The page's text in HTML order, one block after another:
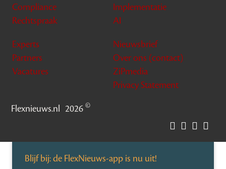
Compliance
Rechtspraak
Implementatie
AI
Experts
Partners
Vacatures
Nieuwsbrief
Over ons (contact)
ZiPmedia
Privacy Statement
Flexnieuws.nl 2026©
Blijf bij: de FlexNieuws-app is nu uit!